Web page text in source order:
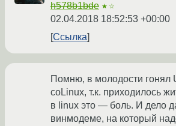
h578b1bde ★☆
02.04.2018 18:52:53 +00:00
Ссылка
Помню, в молодости гонял
coLinux, т.к. приходилось
в linux это — боль. И дело
винмодеме, на который